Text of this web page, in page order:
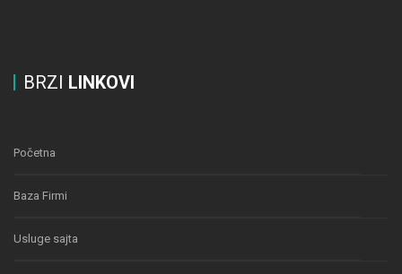
BRZI LINKOVI
Početna
Baza Firmi
Usluge sajta